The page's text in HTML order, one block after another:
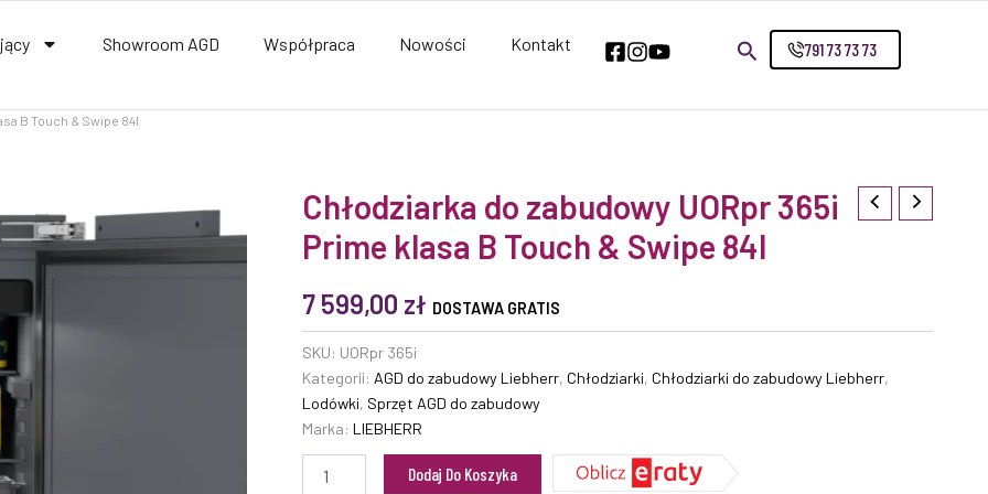
791 73 73 73
Showroom AGD Współpraca Nowości Kontakt
B Touch & Swipe 84l
Chłodziarka do zabudowy UORpr 365i
Prime klasa B Touch & Swipe 84l
7 599,00 zł DOSTAWA GRATIS
SKU: UORpr 365i
Kategorii: AGD do zabudowy Liebherr, Chłodziarki, Chłodziarki do zabudowy Liebherr,
Lodówki, Sprzęt AGD do zabudowy
Marka: LIEBHERR
ilość
Chłodziarka
do
zabudowy
365i
Prime
klasa
B
Touch
Swipe
84l
Dodaj Do Koszyka